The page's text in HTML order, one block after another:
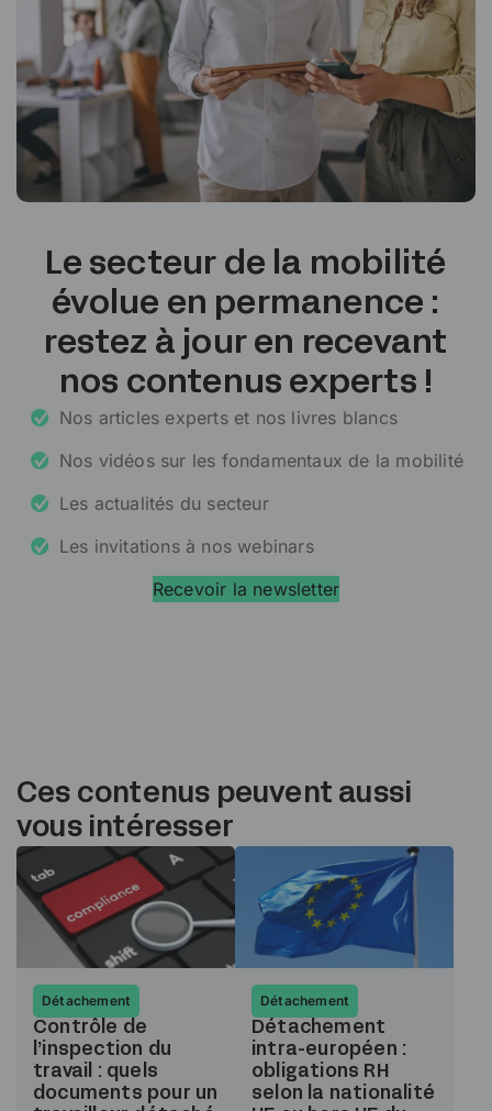
Le secteur de la mobilité
évolue en permanence :
restez à jour en recevant
nos contenus experts !
Nos articles experts et nos livres blancs
Nos vidéos sur les fondamentaux de la mobilité
Les actualités du secteur
Les invitations à nos webinars
Recevoir la newsletter
Ces contenus peuvent aussi
vous intéresser
Détachement
Contrôle de
l’inspection du
travail : quels
documents pour un
Détachement
Détachement
intra-européen :
obligations RH
selon la nationalité